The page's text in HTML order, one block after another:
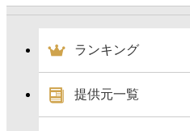
ランキング
提供元一覧